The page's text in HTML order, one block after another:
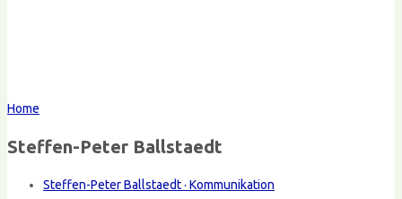
Home
Steffen-Peter Ballstaedt
Steffen-Peter Ballstaedt · Kommunikation